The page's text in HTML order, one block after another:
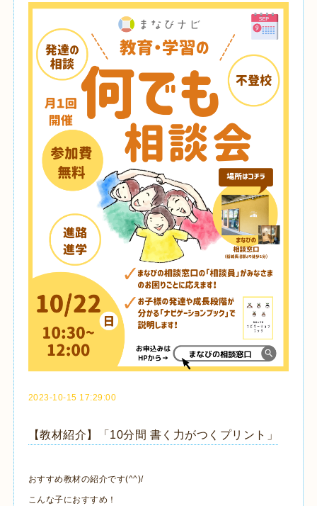
2023-10-15 17:29:00
【教材紹介】「10分間 書く力がつくプリント」
おすすめ教材の紹介です(^^)/
こんな子におすすめ！